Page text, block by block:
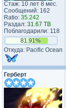
Стаж: 10 лет 8 мес.
Сообщений: 162
Ratio: 35.242
Раздал: 31.67 TB
Поблагодарили: 118
81.91%
Откуда: Pacific Ocean
Герберт